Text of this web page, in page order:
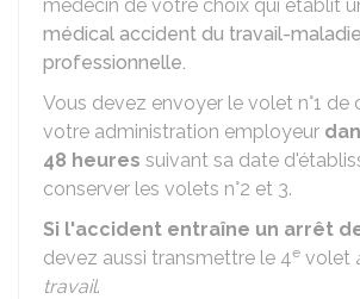
médecin de votre choix qui établit
médical accident du travail-maladie
professionnelle.
Vous devez envoyer le volet n°1 de
votre administration employeur
48 heures suivant sa date
conserver les volets n°2 et 3.
Si l'accident entraîne un arrêt
devez aussi transmettre le 4e volet
travail.